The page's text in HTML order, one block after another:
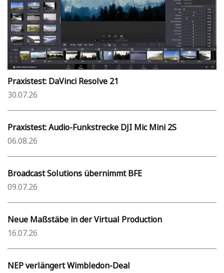
Praxistest: DaVinci Resolve 21
30.07.26
Praxistest: Audio-Funkstrecke DJI Mic Mini 2S
06.08.26
Broadcast Solutions übernimmt BFE
09.07.26
Neue Maßstäbe in der Virtual Production
16.07.26
NEP verlängert Wimbledon-Deal